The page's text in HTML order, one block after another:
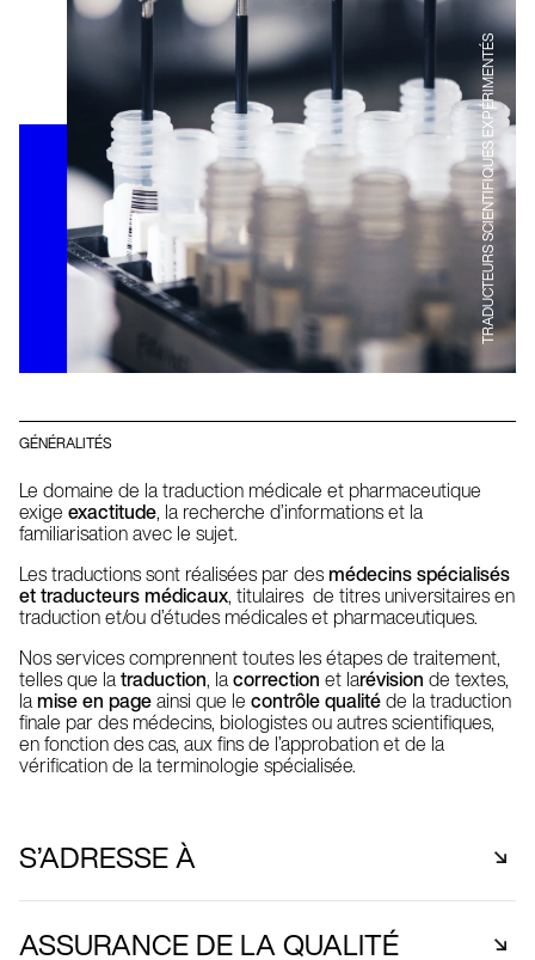
TRADUCTEURS SCIENTIFIQUES EXPÉRIMENTÉS
GÉNÉRALITÉS
Le domaine de la traduction médicale et pharmaceutique
exige exactitude , la recherche d’informations et la
familiarisation avec le sujet.
Les traductions sont réalisées par des médecins spécialisés
et traducteurs médicaux , titulaires de titres universitaires en
traduction et/ou d’études médicales et pharmaceutiques.
Nos services comprennent toutes les étapes de traitement,
telles que la traduction , la correction et larévision de textes,
la mise en page ainsi que le contrôle qualité de la traduction
finale par des médecins, biologistes ou autres scientifiques,
en fonction des cas, aux fins de l’approbation et de la
vérification de la terminologie spécialisée.
S’ADRESSE À
Entreprises pharmaceutiques
ASSURANCE DE LA QUALITÉ